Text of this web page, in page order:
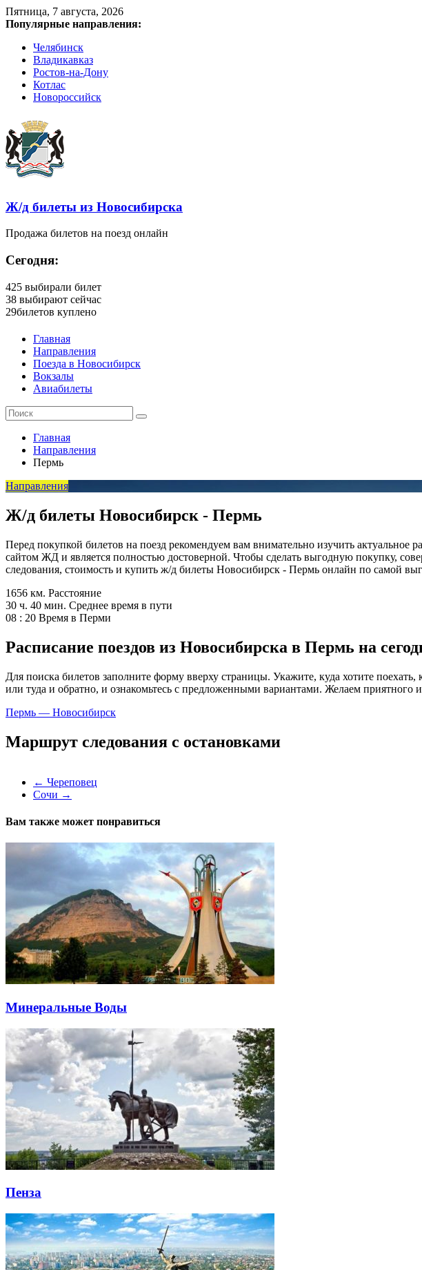
Пятница, 7 августа, 2026
Популярные направления:
Челябинск
Владикавказ
Ростов-на-Дону
Котлас
Новороссийск
Ж/д билеты из Новосибирска
Продажа билетов на поезд онлайн
Сегодня:
425 выбирали билет
38 выбирают сейчас
29билетов куплено
Главная
Направления
Поезда в Новосибирск
Вокзалы
Авиабилеты
Главная
Направления
Пермь
Направления
Ж/д билеты Новосибирск - Пермь
Перед покупкой билетов на поезд рекомендуем вам внимательно изучить
сайтом ЖД и является полностью достоверной. Чтобы сделать выгодную покупку,
следования, стоимость и купить ж/д билеты Новосибирск - Пермь онлайн по самой
1656 км. Расстояние
30 ч. 40 мин. Среднее время в пути
08 : 20 Время в Перми
Расписание поездов из Новосибирска в Пермь на
Для поиска билетов заполните форму вверху страницы. Укажите, куда хотите
или туда и обратно, и ознакомьтесь с предложенными вариантами. Желаем приятного
Пермь — Новосибирск
Маршрут следования с остановками
← Череповец
Сочи →
Вам также может понравиться
Минеральные Воды
Пенза